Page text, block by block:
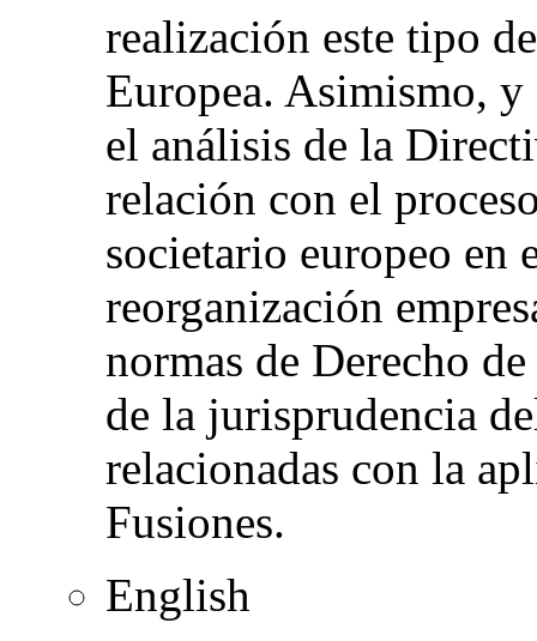
realización este tipo
Europea. Asimismo,
el análisis de la
relación con el
societario europeo en
reorganización
normas de Derecho
de la jurisprudencia
relacionadas con la
Fusiones.
English